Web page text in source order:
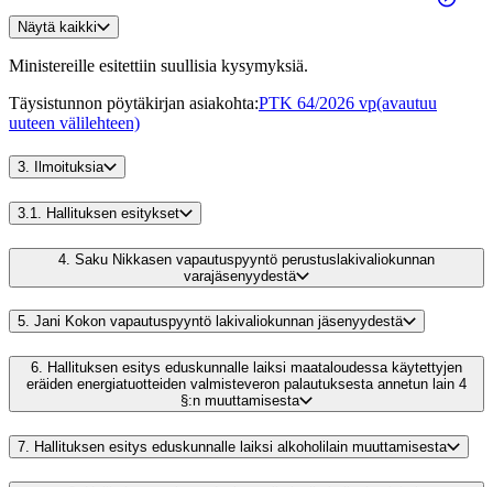
Näytä kaikki
Ministereille esitettiin suullisia kysymyksiä.
Täysistunnon pöytäkirjan asiakohta:PTK 64/2026 vp(avautuu
uuteen välilehteen)
3. Ilmoituksia
3.1. Hallituksen esitykset
4. Saku Nikkasen vapautuspyyntö perustuslakivaliokunnan
varajäsenyydestä
5. Jani Kokon vapautuspyyntö lakivaliokunnan jäsenyydestä
6. Hallituksen esitys eduskunnalle laiksi maataloudessa käytettyjen
eräiden energiatuotteiden valmisteveron palautuksesta annetun lain 4
§:n muuttamisesta
7. Hallituksen esitys eduskunnalle laiksi alkoholilain muuttamisesta